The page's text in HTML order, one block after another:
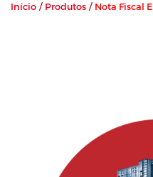
Início / Produtos / Nota Fiscal